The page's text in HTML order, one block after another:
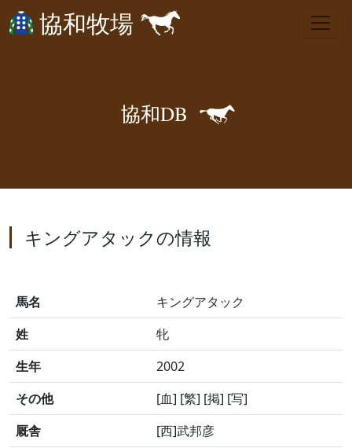
協和牧場
協和DB 🐎
キングアタックの情報
馬名
キングアタック
姓
牝
生年
2002
その他
[血] [繁] [掲] [写]
厩舎
[西]武邦彦